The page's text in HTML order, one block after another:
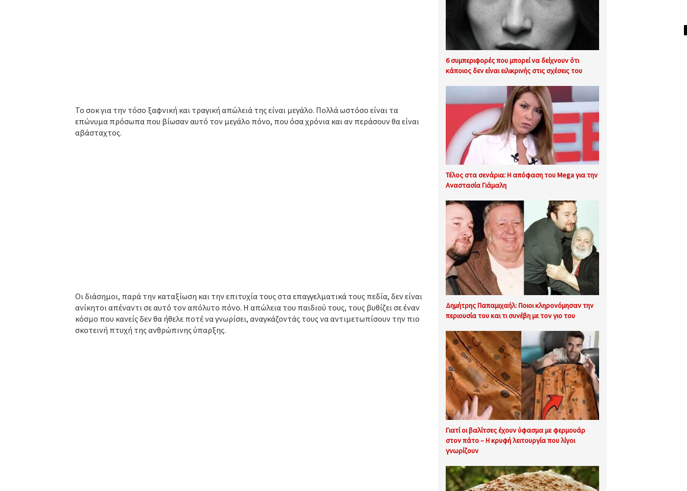
Το σοκ για την τόσο ξαφνική και τραγική απώλειά της είναι μεγάλο. Πολλά ωστόσο είναι τα
επώνυμα πρόσωπα που βίωσαν αυτό τον μεγάλο πόνο, που όσα χρόνια και αν περάσουν θα είναι
αβάσταχτος.
Οι διάσημοι, παρά την καταξίωση και την επιτυχία τους στα επαγγελματικά τους πεδία, δεν είναι
ανίκητοι απέναντι σε αυτό τον απόλυτο πόνο. Η απώλεια του παιδιού τους, τους βυθίζει σε έναν
κόσμο που κανείς δεν θα ήθελε ποτέ να γνωρίσει, αναγκάζοντάς τους να αντιμετωπίσουν την πιο
σκοτεινή πτυχή της ανθρώπινης ύπαρξης.
6 συμπεριφορές που μπορεί να δείχνουν ότι
κάποιος δεν είναι ειλικρινής στις σχέσεις του
Τέλος στα σενάρια: Η απόφαση του Mega για την
Αναστασία Γιάμαλη
Δημήτρης Παπαμιχαήλ: Ποιοι κληρονόμησαν την
περιουσία του και τι συνέβη με τον γιο του
Γιατί οι βαλίτσες έχουν ύφασμα με φερμουάρ
στον πάτο – Η κρυφή λειτουργία που λίγοι
γνωρίζουν